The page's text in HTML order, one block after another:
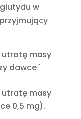
w
utratę masy
dawce 1
utratę masy
0,5 mg).